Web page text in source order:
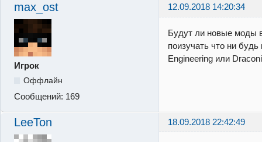
max_ost 12.09.2018 14:20:34
Игрок
Оффлайн
Сообщений: 169
Будут ли новые моды
поизучать что ни
Engineering или
LeeTon 18.09.2018 22:42:49